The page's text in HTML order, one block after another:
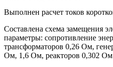
Выполнен расчет токов
Составлена схема замещения
параметры: сопротивление
трансформаторов 0,26 Ом,
Ом, 1,6 Ом, реакторов 0,302